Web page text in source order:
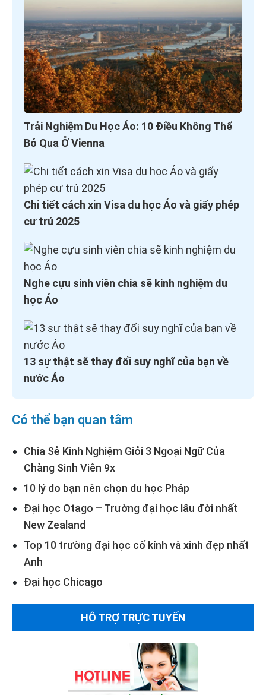
Trải Nghiệm Du Học Áo: 10 Điều Không Thể
Bỏ Qua Ở Vienna
Chi tiết cách xin Visa du học Áo và giấy phép
cư trú 2025
Nghe cựu sinh viên chia sẽ kinh nghiệm du
học Áo
13 sự thật sẽ thay đổi suy nghĩ của bạn về
nước Áo
Có thể bạn quan tâm
Chia Sẻ Kinh Nghiệm Giỏi 3 Ngoại Ngữ Của
Chàng Sinh Viên 9x
10 lý do bạn nên chọn du học Pháp
Đại học Otago – Trường đại học lâu đời nhất
New Zealand
Top 10 trường đại học cố kính và xinh đẹp nhất
Anh
Đại học Chicago
HỖ TRỢ TRỰC TUYẾN